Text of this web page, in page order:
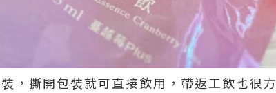
，撕開包裝就可直接飲用，帶返工飲也很方